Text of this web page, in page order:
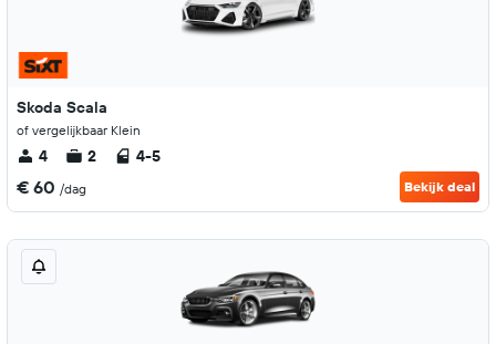
Skoda Scala
of vergelijkbaar Klein
4 2 4-5
€ 60 /dag Bekijk deal